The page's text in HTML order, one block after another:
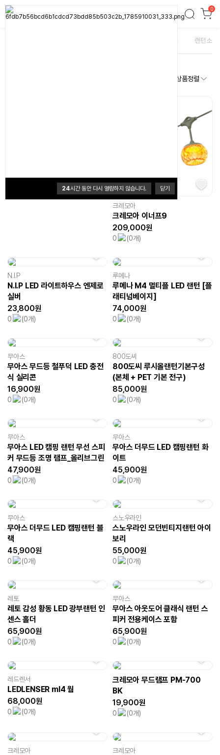
24시간 동안 다시 열람하지 않습니다. 닫기
실내랜턴 0
랜턴소품
상품정렬
크레모아
크레모아 이너프9
209,000원
0 (0개)
N.I.P
N.I.P LED 라이트하우스 엔제로
실버
23,800원
0 (0개)
루메나
루메나 M4 멀티플 LED 랜턴 [플
래티넘베이지]
74,000원
0 (0개)
무아스
무아스 무드등 철푸덕 LED 충전
식 실리콘
16,900원
0 (0개)
800도씨
800도씨 루시올랜턴기본구성
(본체 + PET 기본 전구)
85,000원
0 (0개)
무아스
무아스 LED 캠핑 랜턴 무선 스피
커 무드등 조명 램프_올리브그린
47,900원
0 (0개)
무아스
무아스 더무드 LED 캠핑랜턴 화
이트
45,900원
0 (0개)
무아스
무아스 더무드 LED 캠핑랜턴 블
랙
45,900원
0 (0개)
스노우라인
스노우라인 모던빈티지랜턴 아이
보리
55,000원
0 (0개)
레토
레토 감성 황동 LED 광부랜턴 인
센스 홀더
65,900원
0 (0개)
무아스
무아스 아웃도어 클래식 랜턴 스
피커 전용케이스 포함
65,900원
0 (0개)
레드렌서
LEDLENSER ml4 웜
68,000원
0 (0개)
크레모아 무드램프 PM-700
BK
19,900원
0 (0개)
크레모아 크레모아